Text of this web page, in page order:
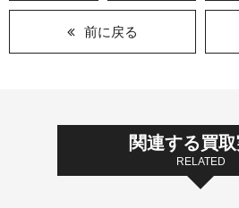
前に戻る
関連する買
RELATED